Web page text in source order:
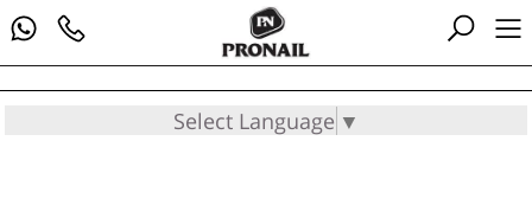
Select Language ▼